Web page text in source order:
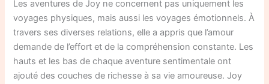
Les aventures de Joy ne concernent pas uniquement les
voyages physiques, mais aussi les voyages émotionnels. À
travers ses diverses relations, elle a appris que l’amour
demande de l’effort et de la compréhension constante. Les
hauts et les bas de chaque aventure sentimentale ont
ajouté des couches de richesse à sa vie amoureuse. Joy